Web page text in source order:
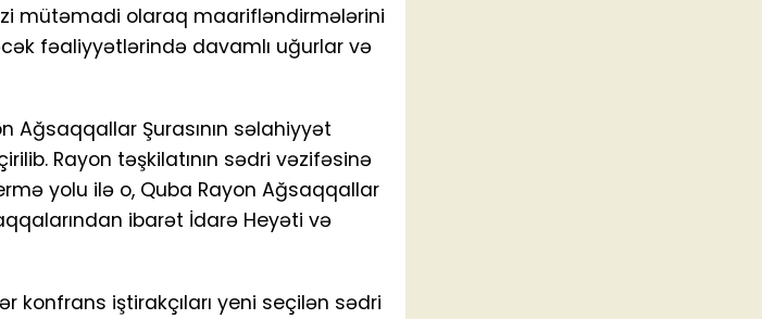
mütəmadi olaraq maarifləndirmələrini
fəaliyyətlərində davamlı uğurlar və
Şurasının səlahiyyət
Rayon təşkilatının sədri vəzifəsinə
yolu ilə o, Quba Rayon Ağsaqqallar
ibarət İdarə Heyəti və
konfrans iştirakçıları yeni seçilən sədri